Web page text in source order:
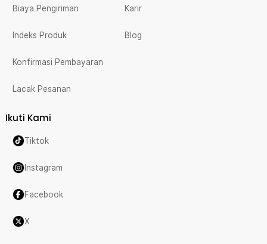
Biaya Pengiriman
Indeks Produk
Konfirmasi Pembayaran
Lacak Pesanan
Karir
Blog
Ikuti Kami
Tiktok
Instagram
Facebook
X